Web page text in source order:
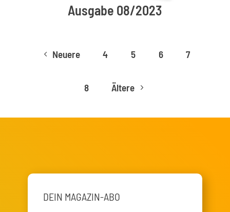
Ausgabe 08/2023
4 Neuere 4 5 6 7
8 Ältere 5
DEIN MAGAZIN-ABO